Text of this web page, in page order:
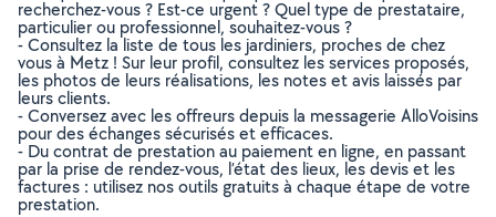
recherchez-vous ? Est-ce urgent ? Quel type de prestataire,
particulier ou professionnel, souhaitez-vous ?
- Consultez la liste de tous les jardiniers, proches de chez
vous à Metz ! Sur leur profil, consultez les services proposés,
les photos de leurs réalisations, les notes et avis laissés par
leurs clients.
- Conversez avec les offreurs depuis la messagerie AlloVoisins
pour des échanges sécurisés et efficaces.
- Du contrat de prestation au paiement en ligne, en passant
par la prise de rendez-vous, l’état des lieux, les devis et les
factures : utilisez nos outils gratuits à chaque étape de votre
prestation.